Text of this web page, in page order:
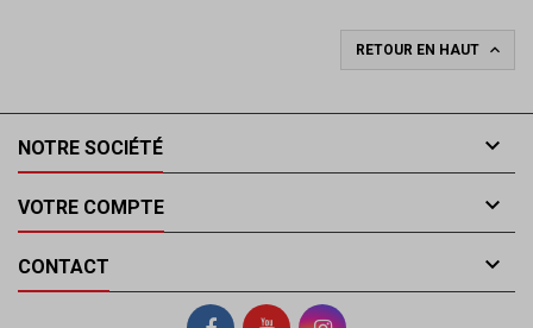
RETOUR EN HAUT 
NOTRE SOCIÉTÉ 
VOTRE COMPTE 
CONTACT 